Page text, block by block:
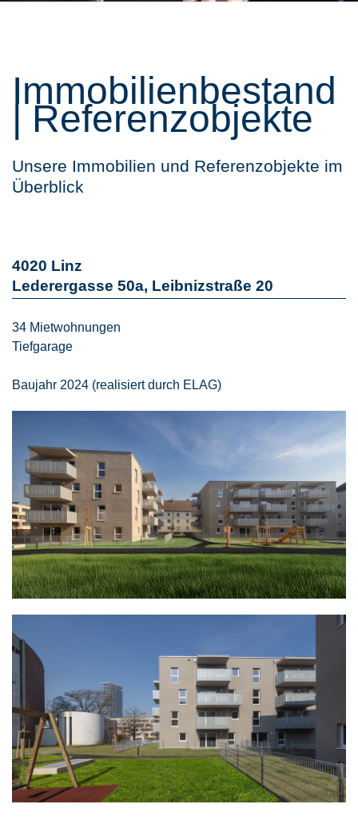
Immobilienbestand
| Referenzobjekte
Unsere Immobilien und Referenzobjekte im
Überblick
4020 Linz
Lederergasse 50a, Leibnizstraße 20
34 Mietwohnungen
Tiefgarage
Baujahr 2024 (realisiert durch ELAG)